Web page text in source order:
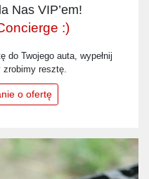
Nas VIP’em!
:)
do Twojego auta, wypełnij
resztę.
o ofertę